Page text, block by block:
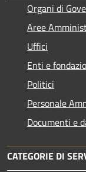
Organi di
Aree
Uffici
Enti e
Politici
Personale
Documenti e
CATEGORIE DI